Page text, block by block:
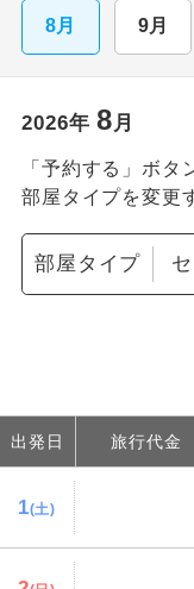
8月 9月
2026年 8月
「予約する」ボタ
部屋タイプを変更
部屋タイプ
出発日 旅行代金
1(土)